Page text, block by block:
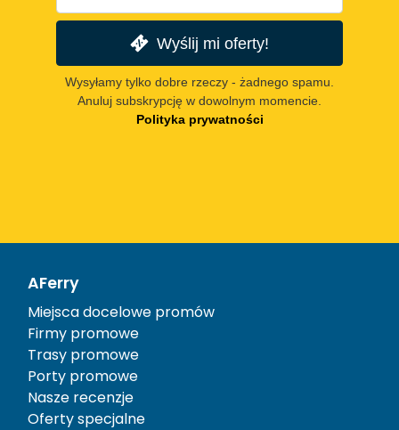
Wyślij mi oferty!
Wysyłamy tylko dobre rzeczy - żadnego spamu.
Anuluj subskrypcję w dowolnym momencie.
Polityka prywatności
AFerry
Miejsca docelowe promów
Firmy promowe
Trasy promowe
Porty promowe
Nasze recenzje
Oferty specjalne